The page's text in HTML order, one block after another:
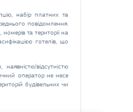
набір платних та
повідомлення.
та території на
готелів, що
відсутністю
оператор не несе
будівельних чи